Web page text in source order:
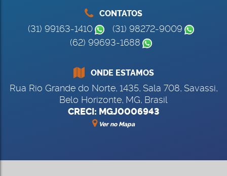
CONTATOS
(31) 99163-1410
(31) 98272-9009
(62) 99693-1688
ONDE ESTAMOS
Rua Rio Grande do Norte, 1435, Sala 708, Savassi,
Belo Horizonte, MG, Brasil
CRECI: MGJ0006943
Ver no Mapa